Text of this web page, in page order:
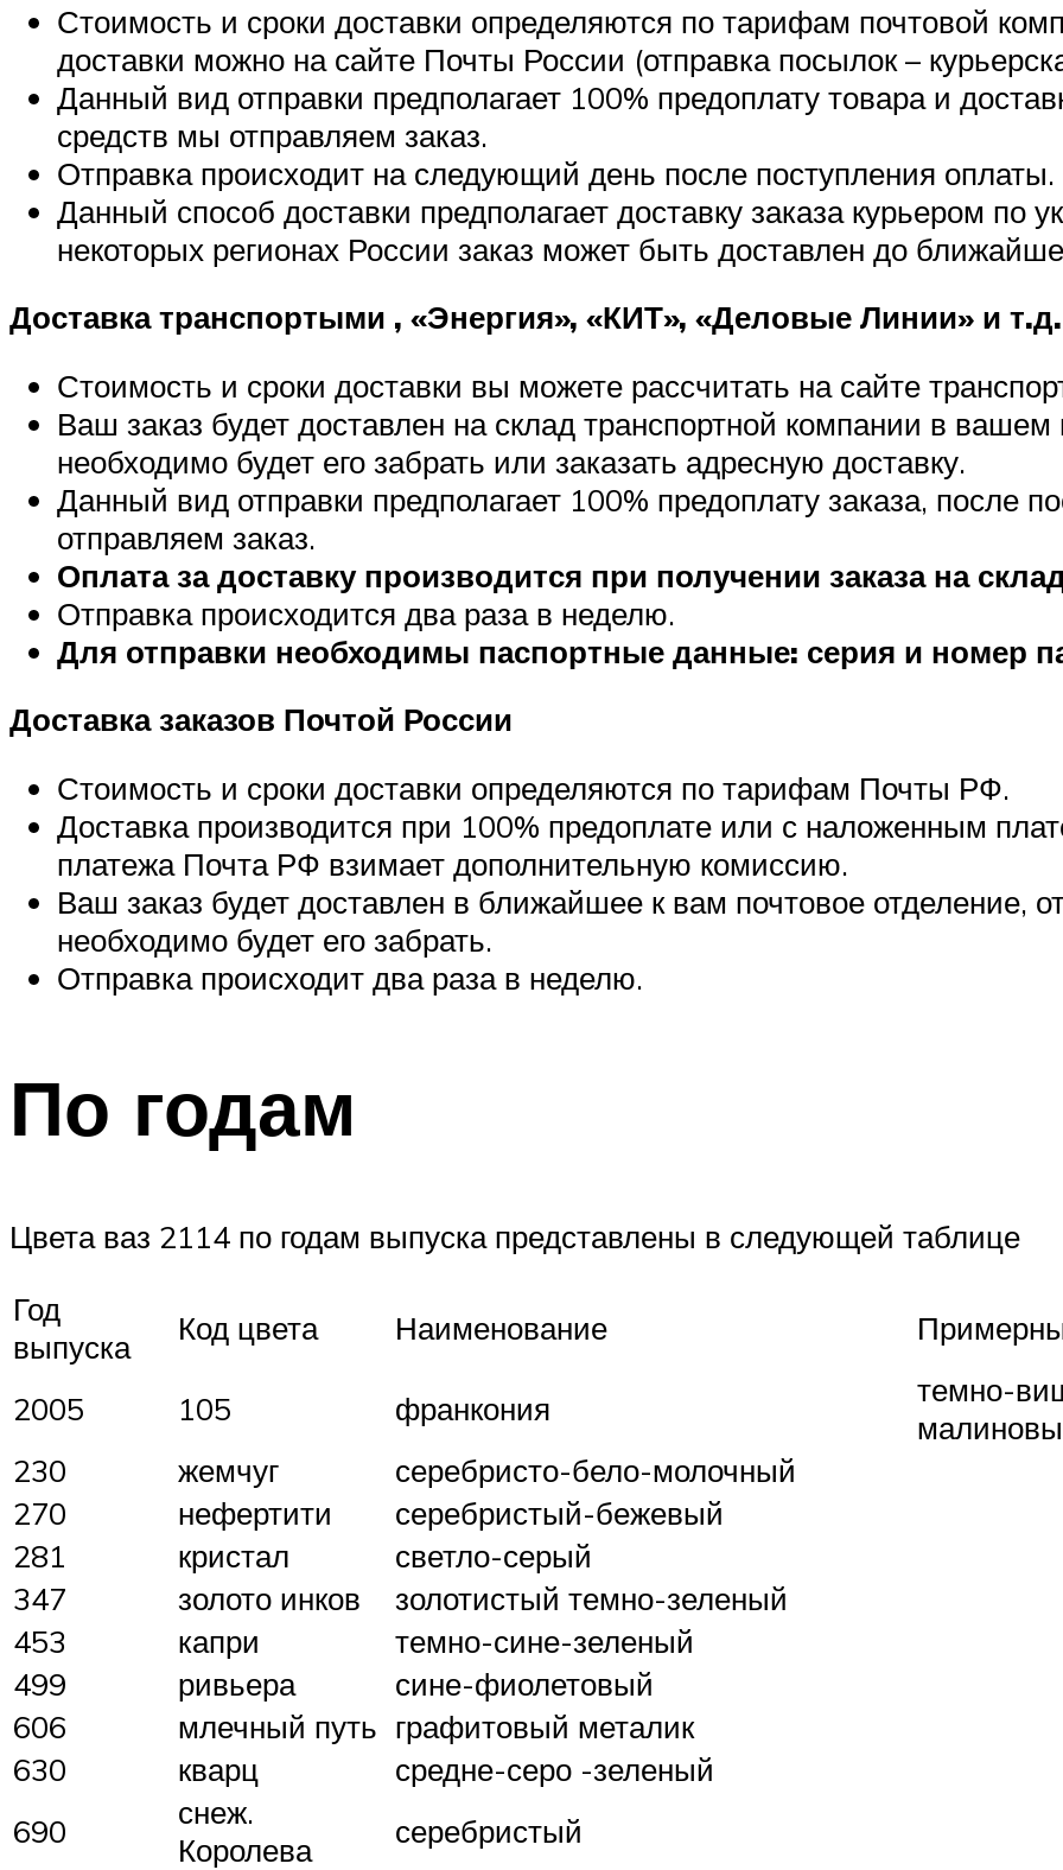
Стоимость и сроки доставки определяются по тарифам почтовой
доставки можно на сайте Почты России (отправка посылок –
Данный вид отправки предполагает 100% предоплату товара и
средств мы отправляем заказ.
Отправка происходит на следующий день после поступления оплаты.
Данный способ доставки предполагает доставку заказа курьером по
некоторых регионах России заказ может быть доставлен до
Доставка транспортыми , «Энергия», «КИТ», «Деловые Линии» и т.д.
Стоимость и сроки доставки вы можете рассчитать на сайте
Ваш заказ будет доставлен на склад транспортной компании в вашем
необходимо будет его забрать или заказать адресную доставку.
Данный вид отправки предполагает 100% предоплату заказа, после
отправляем заказ.
Оплата за доставку производится при получении заказа на
Отправка происходится два раза в неделю.
Для отправки необходимы паспортные данные: серия и номер
Доставка заказов Почтой России
Стоимость и сроки доставки определяются по тарифам Почты РФ.
Доставка производится при 100% предоплате или с наложенным
платежа Почта РФ взимает дополнительную комиссию.
Ваш заказ будет доставлен в ближайшее к вам почтовое отделение,
необходимо будет его забрать.
Отправка происходит два раза в неделю.
По годам
Цвета ваз 2114 по годам выпуска представлены в следующей таблице
Год
выпуска
Код цвета Наименование
2005 105 франкония
темно-
230
жемчуг
серебристо-бело-молочный
270
нефертити
серебристый-бежевый
281
кристал
светло-серый
347
золото инков
золотистый темно-зеленый
453
капри
темно-сине-зеленый
499
ривьера
сине-фиолетовый
606
млечный путь графитовый металик
630
кварц
средне-серо -зеленый
690
снеж.
Королева
серебристый